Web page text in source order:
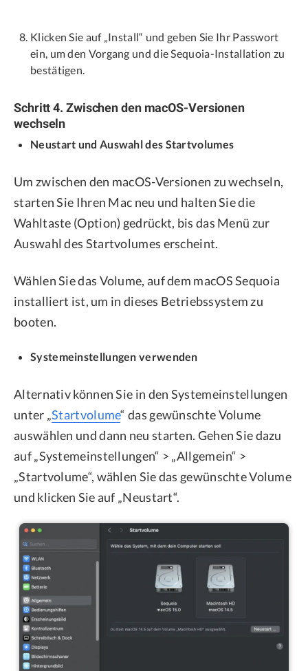
Klicken Sie auf „Install“ und geben Sie Ihr Passwort
ein, um den Vorgang und die Sequoia-Installation zu
bestätigen.
Schritt 4. Zwischen den macOS-Versionen
wechseln
Neustart und Auswahl des Startvolumes
Um zwischen den macOS-Versionen zu wechseln,
starten Sie Ihren Mac neu und halten Sie die
Wahltaste (Option) gedrückt, bis das Menü zur
Auswahl des Startvolumes erscheint.
Wählen Sie das Volume, auf dem macOS Sequoia
installiert ist, um in dieses Betriebssystem zu
booten.
Systemeinstellungen verwenden
Alternativ können Sie in den Systemeinstellungen
unter „Startvolume“ das gewünschte Volume
auswählen und dann neu starten. Gehen Sie dazu
auf „Systemeinstellungen“ > „Allgemein“ >
„Startvolume“, wählen Sie das gewünschte Volume
und klicken Sie auf „Neustart“.